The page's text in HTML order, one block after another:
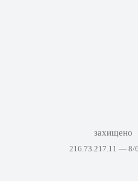
захищено
216.73.217.11 — 8/